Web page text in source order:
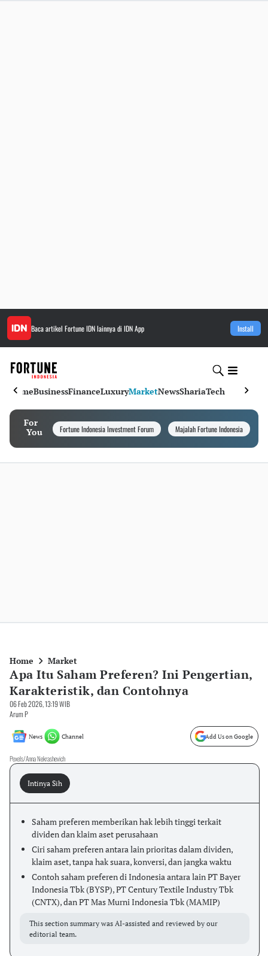
Baca artikel Fortune IDNlainnya di IDN App Install
HomeBusinessFinanceLuxuryMarketNewsShariaTech
For
You
Fortune Indonesia Investment Forum Majalah Fortune Indonesia
Home Market
Apa Itu Saham Preferen? Ini Pengertian,
Karakteristik, dan Contohnya
06 Feb 2026, 13:19 WIB
Arum P
News Channel Add Us on Google
Pexels/Anna Nekrashevich
Intinya Sih
Saham preferen memberikan hak lebih tinggi terkait
dividen dan klaim aset perusahaan
Ciri saham preferen antara lain prioritas dalam dividen,
klaim aset, tanpa hak suara, konversi, dan jangka waktu
Contoh saham preferen di Indonesia antara lain PT Bayer
Indonesia Tbk (BYSP), PT Century Textile Industry Tbk
(CNTX), dan PT Mas Murni Indonesia Tbk (MAMIP)
This section summary was AI-assisted and reviewed by our
editorial team.